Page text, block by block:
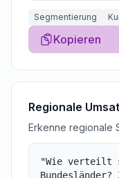
Segmentierung
Kopieren
Regionale
Erkenne regionale
"Wie verteilt